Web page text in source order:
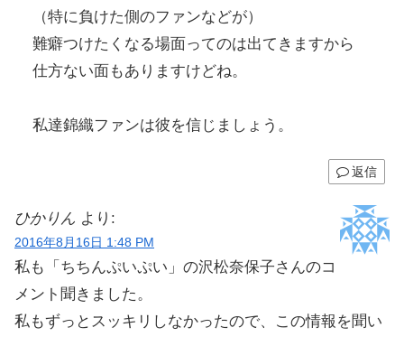
（特に負けた側のファンなどが）
難癖つけたくなる場面ってのは出てきますから
仕方ない面もありますけどね。
私達錦織ファンは彼を信じましょう。
返信
ひかりん より:
2016年8月16日 1:48 PM
私も「ちちんぷいぷい」の沢松奈保子さんのコ
メント聞きました。
私もずっとスッキリしなかったので、この情報を聞い